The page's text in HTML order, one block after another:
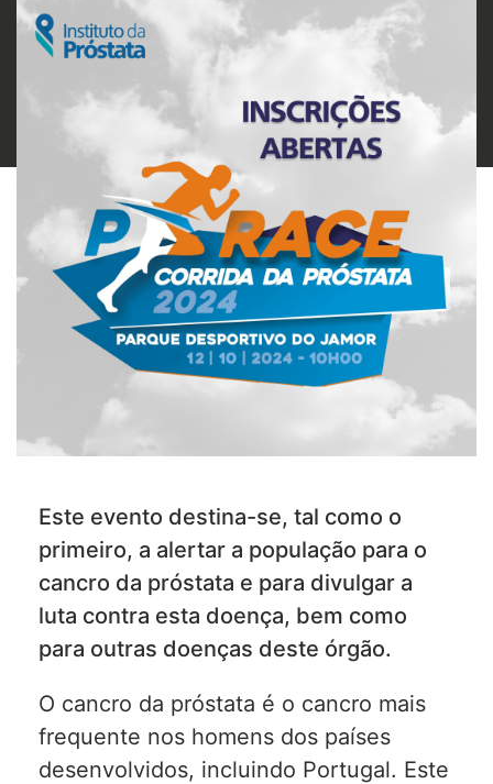
Este evento destina-se, tal como o
primeiro, a alertar a população para o
cancro da próstata e para divulgar a
luta contra esta doença, bem como
para outras doenças deste órgão.
O cancro da próstata é o cancro mais
frequente nos homens dos países
desenvolvidos, incluindo Portugal. Este